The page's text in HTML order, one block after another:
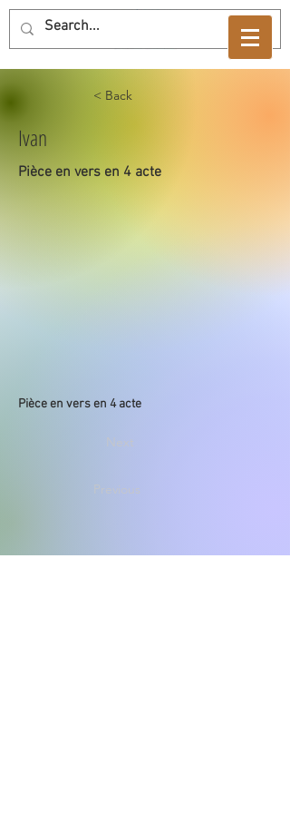
< Back
Ivan
Pièce en vers en 4 acte
Pièce en vers en 4 acte
Next
Previous